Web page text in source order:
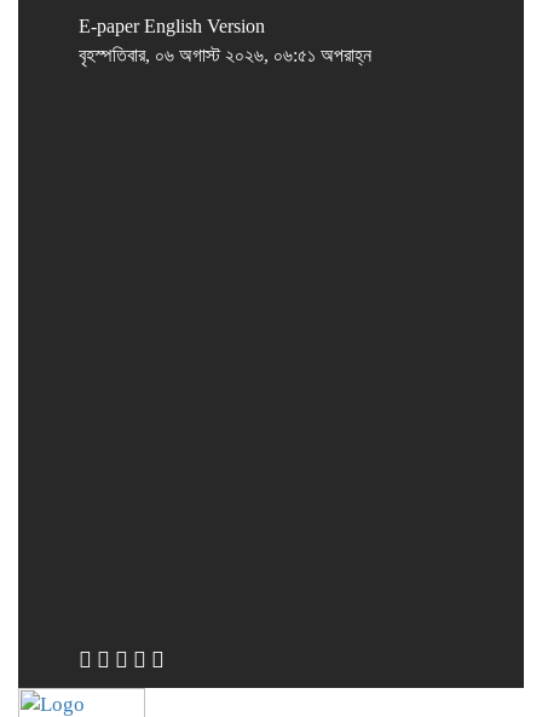
E-paper English Version
বৃহস্পতিবার, ০৬ অগাস্ট ২০২৬, ০৬:৫১ অপরাহ্ন